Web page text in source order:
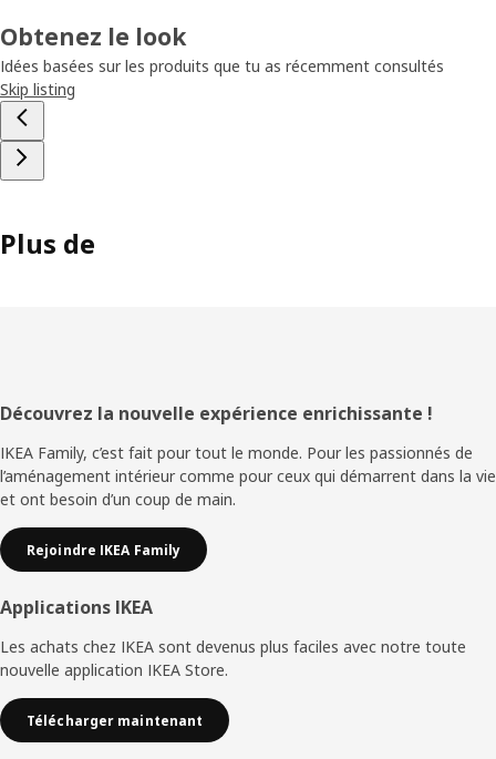
Obtenez le look
Idées basées sur les produits que tu as récemment consultés
Skip listing
Plus de
Pied
de
page
Découvrez la nouvelle expérience enrichissante !
IKEA Family, c’est fait pour tout le monde. Pour les passionnés de
l’aménagement intérieur comme pour ceux qui démarrent dans la vie
et ont besoin d’un coup de main.
Rejoindre IKEA Family
Applications IKEA
Les achats chez IKEA sont devenus plus faciles avec notre toute
nouvelle application IKEA Store.
Télécharger maintenant